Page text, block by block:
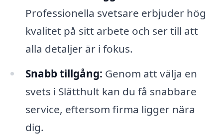
Professionella svetsare erbjuder hög
kvalitet på sitt arbete och ser till att
alla detaljer är i fokus.
Snabb tillgång: Genom att välja en
svets i Slätthult kan du få snabbare
service, eftersom firma ligger nära
dig.